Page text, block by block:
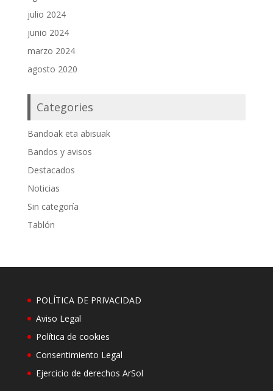
julio 2024
junio 2024
marzo 2024
agosto 2020
Categories
Bandoak eta abisuak
Bandos y avisos
Destacados
Noticias
Sin categoría
Tablón
POLÍTICA DE PRIVACIDAD
Aviso Legal
Política de cookies
Consentimiento Legal
Ejercicio de derechos ArSol